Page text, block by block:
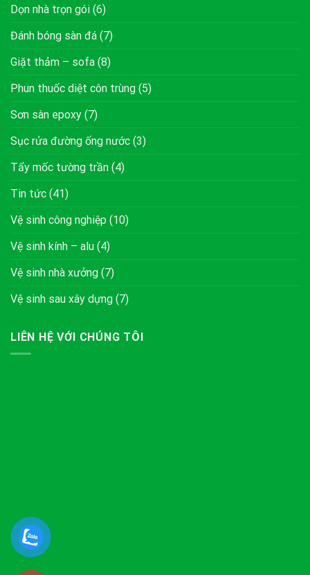
Dọn nhà trọn gói (6)
Đánh bóng sàn đá (7)
Giặt thảm – sofa (8)
Phun thuốc diệt côn trùng (5)
Sơn sàn epoxy (7)
Sục rửa đường ống nước (3)
Tẩy mốc tường trần (4)
Tin tức (41)
Vệ sinh công nghiệp (10)
Vệ sinh kính – alu (4)
Vệ sinh nhà xưởng (7)
Vệ sinh sau xây dựng (7)
LIÊN HỆ VỚI CHÚNG TÔI